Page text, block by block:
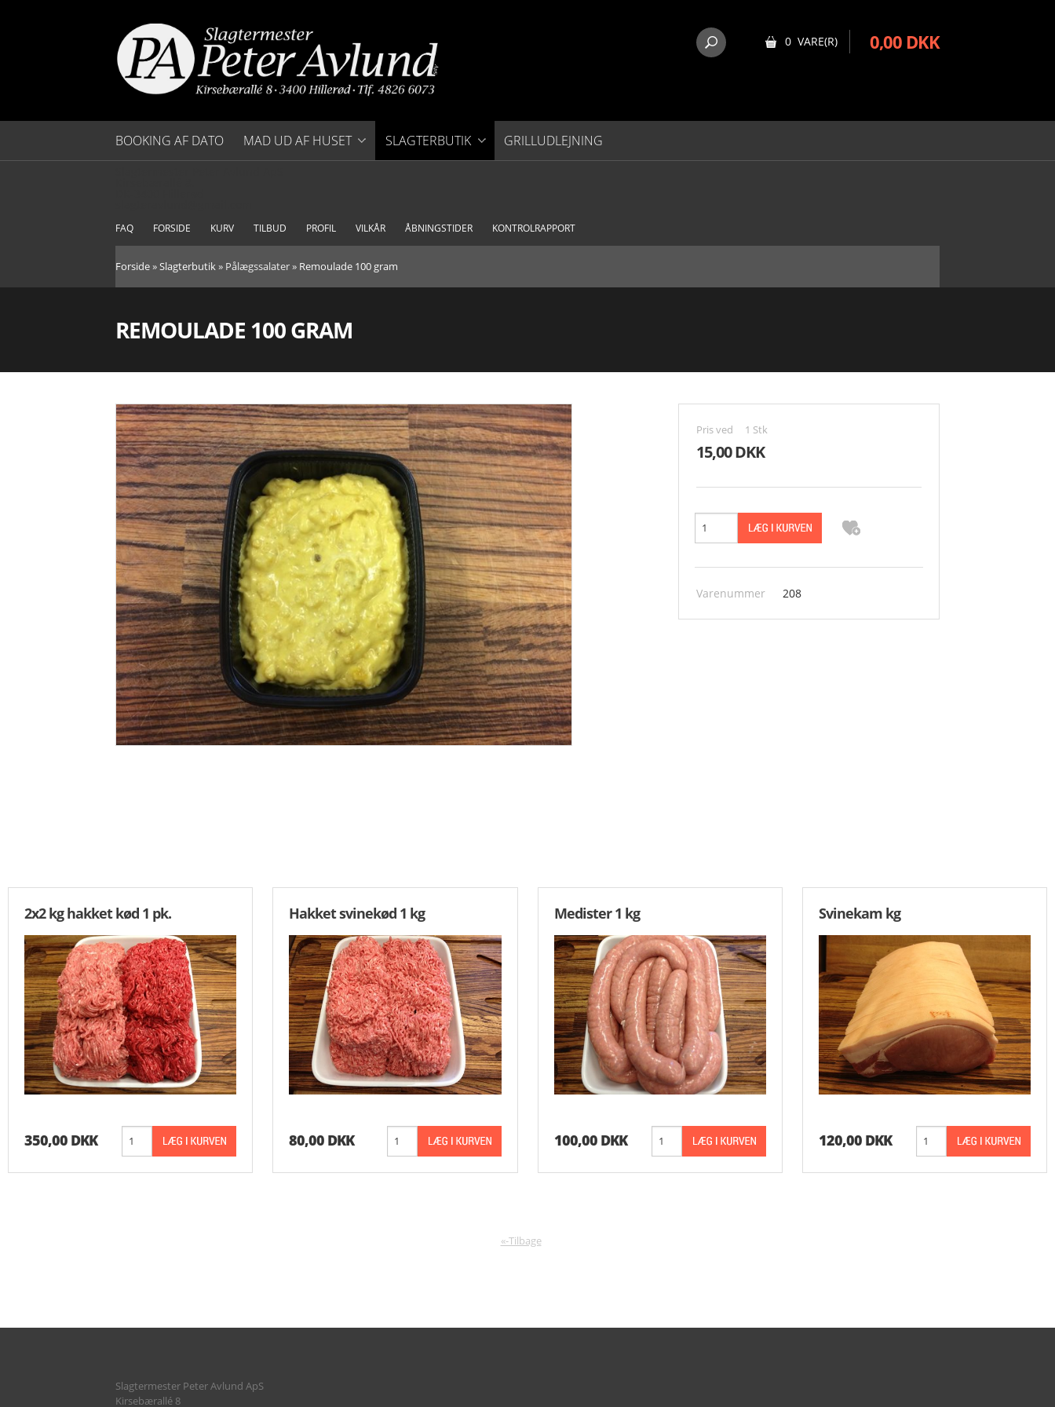
0 VARE(R) 0,00 DKK
BOOKING AF DATO MAD UD AF HUSET
FROKOST
PØLSEBORD
BUFFETER
DESSERTER
VEGETAR
3 RETTERS MENUER
LIDT EKSTRA
NATMAD
SAUCE
GRYDERETTER
KARTOFLER
SALAT
SLAGTERBUTIK
KØDPAKKER
SVINEKØD
LAMMEKØD
PØLSER
RØGVARER
TILBEHØR
SPEGEPØLSER
PÅLÆG
SKIVESKÅRET PÅLÆG
PÅLÆGSSALATER
FÆRDIGRETTER
GRILLUDLEJNING
FAQ FORSIDE KURV TILBUD PROFIL VILKÅR ÅBNINGSTIDER KONTROLRAPPORT
Forside»Slagterbutik » Pålægssalater» Remoulade 100 gram
REMOULADE 100 GRAM
Pris ved 1 Stk
15,00 DKK
Varenummer 208
2x2 kg hakket kød 1 pk.
350,00 DKK
Hakket svinekød 1 kg
80,00 DKK
Medister 1 kg
100,00 DKK
Svinekam kg
120,00 DKK
«-Tilbage
Slagtermester Peter Avlund ApS
Kirsebærallé 8